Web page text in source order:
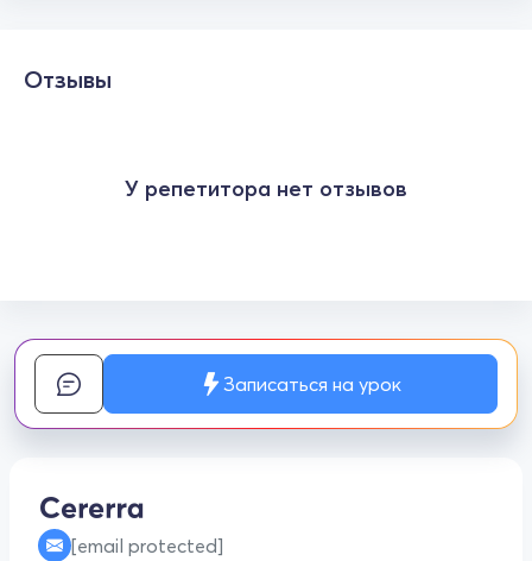
Отзывы
У репетитора нет отзывов
Записаться на урок
[email protected]